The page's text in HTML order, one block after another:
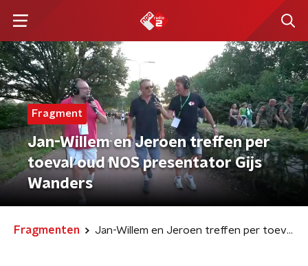
Fragment
Jan-Willem en Jeroen treffen per
toeval oud NOS presentator Gijs
Wanders
Fragmenten Jan-Willem en Jeroen treffen per toeval oud NOS presentator Gijs Wanders